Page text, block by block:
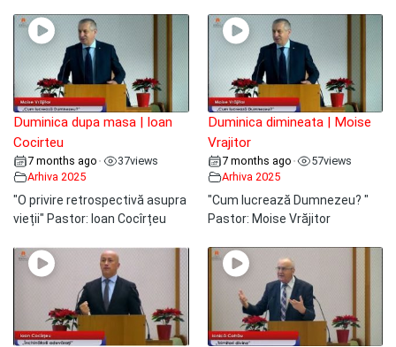
Duminica dupa masa | Ioan
Cocirteu
7 months ago • 37views
Arhiva 2025
"O privire retrospectivă asupra
vieții" Pastor: Ioan Cocîrțeu
Duminica dimineata | Moise
Vrajitor
7 months ago • 57views
Arhiva 2025
"Cum lucrează Dumnezeu? "
Pastor: Moise Vrăjitor